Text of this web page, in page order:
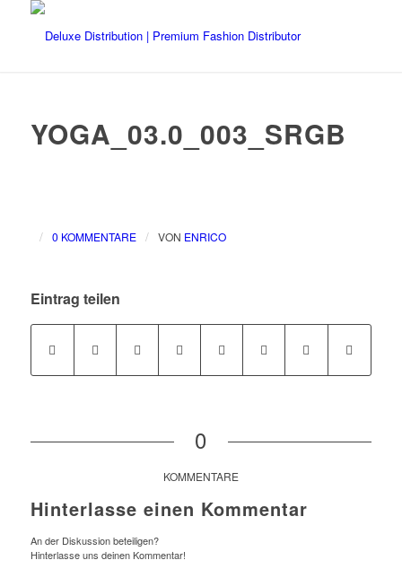
YOGA_03.0_003_SRGB
/ 0 KOMMENTARE / VON ENRICO
Eintrag teilen
0
KOMMENTARE
Hinterlasse einen Kommentar
An der Diskussion beteiligen?
Hinterlasse uns deinen Kommentar!